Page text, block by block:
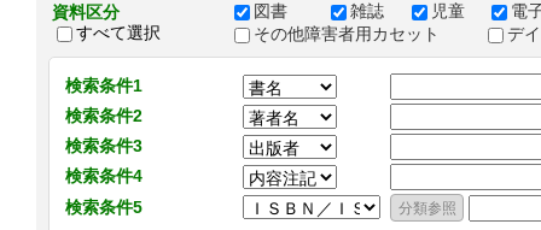
資料区分
すべて選択
図書 雑誌 児童
電
その他障害者用カセット
デ
検索条件1
検索条件2
検索条件3
検索条件4
検索条件5